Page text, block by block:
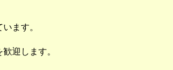
ます。
迎します。